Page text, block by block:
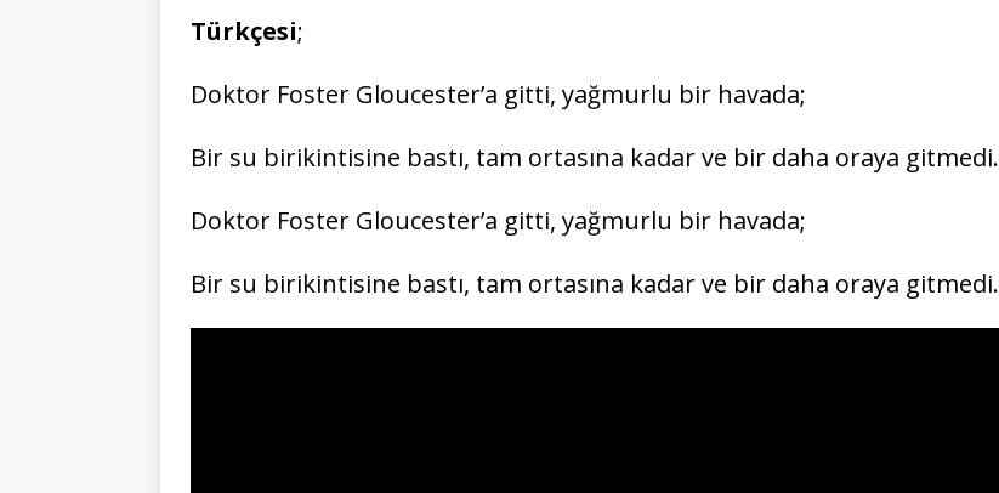
Türkçesi;
Doktor Foster Gloucester’a gitti, yağmurlu bir havada;
Bir su birikintisine bastı, tam ortasına kadar ve bir daha oraya gitmedi.
Doktor Foster Gloucester’a gitti, yağmurlu bir havada;
Bir su birikintisine bastı, tam ortasına kadar ve bir daha oraya gitmedi.